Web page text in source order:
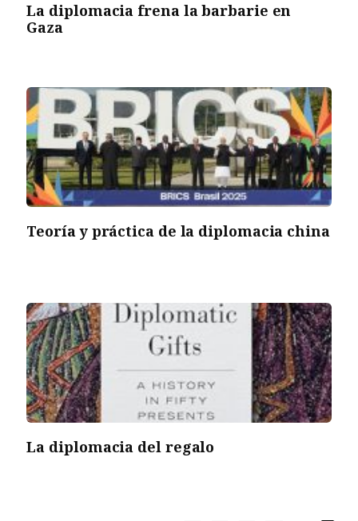
La diplomacia frena la barbarie en
Gaza
Teoría y práctica de la diplomacia china
La diplomacia del regalo